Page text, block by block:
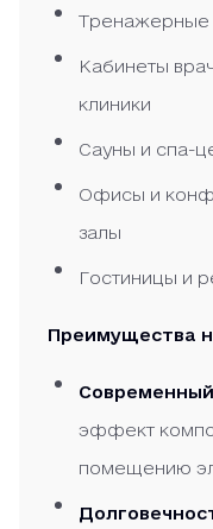
Тренажерные
Кабинеты
клиники
Сауны и спа-
Офисы и
залы
Гостиницы и
Преимущества
эффект
помещению